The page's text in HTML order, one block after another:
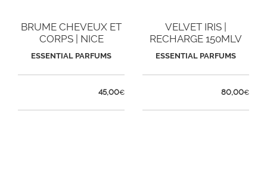
BRUME CHEVEUX ET
CORPS | NICE
BERGAMOTE
ESSENTIAL PARFUMS
45,00€
VELVET IRIS |
RECHARGE 150MLV
ESSENTIAL PARFUMS
80,00€